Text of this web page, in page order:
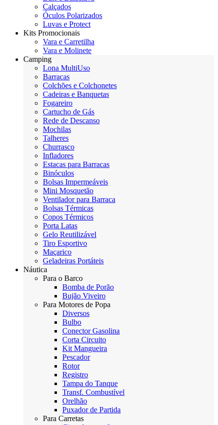
Calçados
Óculos Polarizados
Luvas e Protect
Kits Promocionais
Vara e Carretilha
Vara e Molinete
Camping
Lona MultiUso
Barracas
Colchões e Colchonetes
Cadeiras e Banquetas
Fogareiro
Cartucho de Gás
Rede de Descanso
Mochilas
Talheres
Churrasco
Infladores
Estacas para Barracas
Binóculos
Bolsas Impermeáveis
Mini Mosquetão
Ventilador para Barraca
Bolsas Térmicas
Copos Térmicos
Porta Latas
Gelo Reutilizável
Tiro Esportivo
Maçarico
Geladeiras Portáteis
Náutica
Para o Barco
Bomba de Porão
Bujão Viveiro
Para Motores de Popa
Diversos
Bulbo
Conector Gasolina
Corta Circuito
Kit Mangueira
Pescador
Rotor
Registro
Tampa do Tanque
Transf. Combustível
Orelhão
Puxador de Partida
Para Carretas